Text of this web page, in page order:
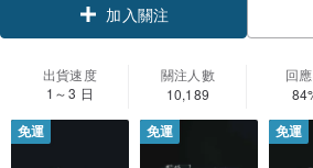
加入關注
出貨速度
1～3 日
關注人數
10,189
回
免運 免運 免運